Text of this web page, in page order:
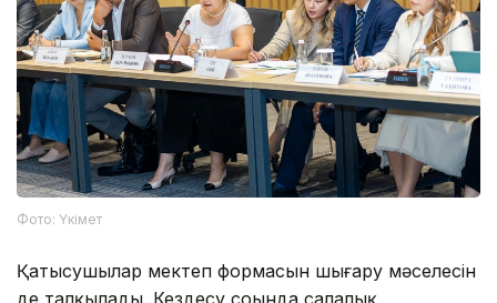
Фото: Үкімет
Қатысушылар мектеп формасын шығару мәселесін
де талқылады. Кездесу соңында салалық